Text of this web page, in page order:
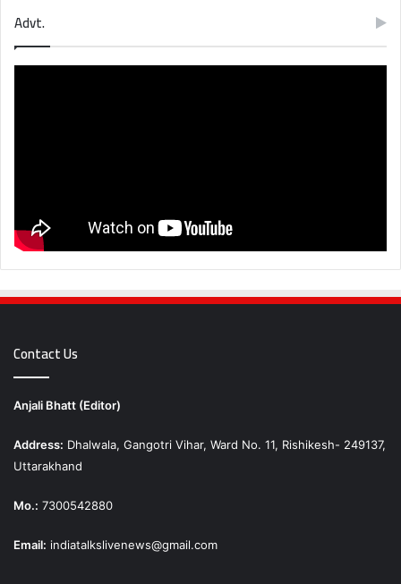
Advt.
Contact Us
Anjali Bhatt (Editor)
Address: Dhalwala, Gangotri Vihar, Ward No. 11, Rishikesh- 249137,
Uttarakhand
Mo.: 7300542880
Email: indiatalkslivenews@gmail.com